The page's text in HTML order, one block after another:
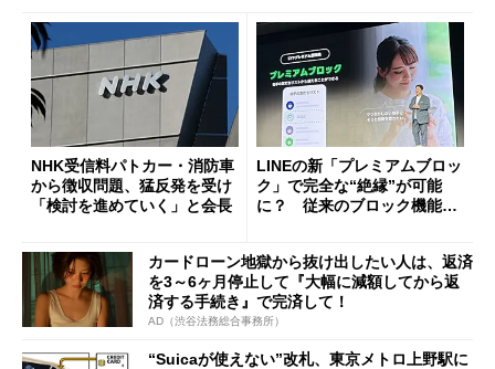
NHK受信料パトカー・消防車
から徴収問題、猛反発を受け
「検討を進めていく」と会長
LINEの新「プレミアムブロッ
ク」で完全な“絶縁”が可能
に？ 従来のブロック機能と
カードローン地獄から抜け出したい人は、返済
を3～6ヶ月停止して『大幅に減額してから返
済する手続き』で完済して！
AD（渋谷法務総合事務所）
“Suicaが使えない”改札、東京メトロ上野駅に